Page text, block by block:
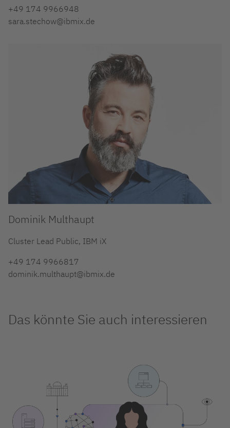
+49 174 9966948
sara.stechow@ibmix.de
Dominik Multhaupt
Cluster Lead Public, IBM iX
+49 174 9966817
dominik.multhaupt@ibmix.de
Das könnte Sie auch interessieren